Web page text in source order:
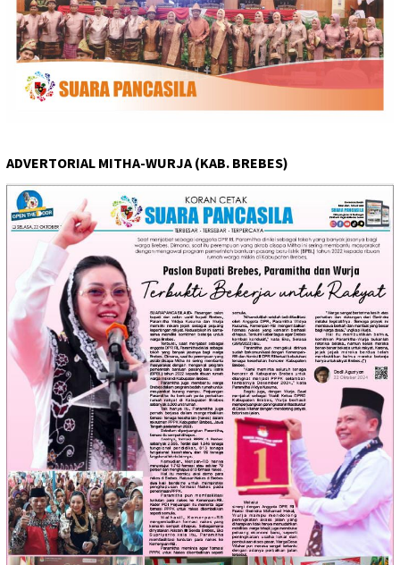
ADVERTORIAL MITHA-WURJA (KAB. BREBES)